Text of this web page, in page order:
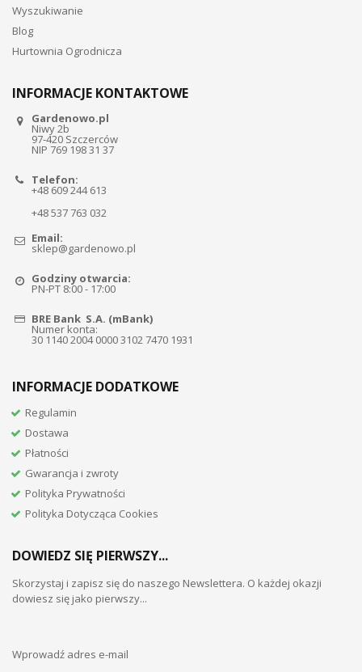
Wyszukiwanie
Blog
Hurtownia Ogrodnicza
INFORMACJE KONTAKTOWE
Gardenowo.pl
Niwy 2b
97-420 Szczerców
NIP 769 198 31 37
Telefon:
+48 609 244 613
+48 537 763 032
Email:
sklep@gardenowo.pl
Godziny otwarcia:
PN-PT 8:00 - 17:00
BRE Bank S.A. (mBank)
Numer konta:
30 1140 2004 0000 3102 7470 1931
INFORMACJE DODATKOWE
Regulamin
Dostawa
Płatności
Gwarancja i zwroty
Polityka Prywatności
Polityka Dotycząca Cookies
DOWIEDZ SIĘ PIERWSZY...
Skorzystaj i zapisz się do naszego Newslettera. O każdej okazji
dowiesz się jako pierwszy...
Wprowadź adres e-mail